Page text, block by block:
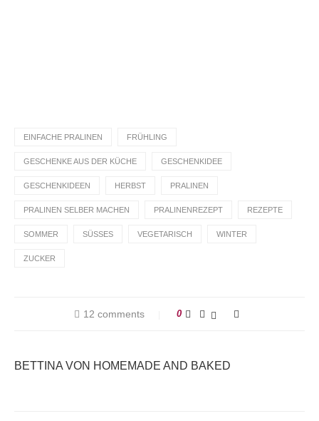
EINFACHE PRALINEN FRÜHLING
GESCHENKE AUS DER KÜCHE GESCHENKIDEE
GESCHENKIDEEN HERBST PRALINEN
PRALINEN SELBER MACHEN PRALINENREZEPT REZEPTE
SOMMER SÜSSES VEGETARISCH WINTER
ZUCKER
12 comments 0
BETTINA VON HOMEMADE AND BAKED